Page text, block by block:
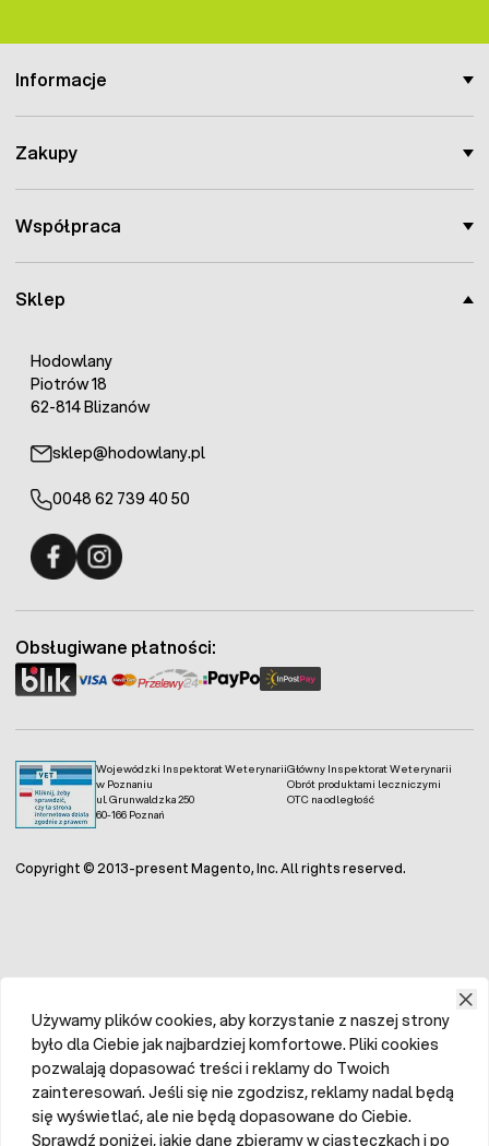
Sklep
Hodowlany
Piotrów 18
62-814 Blizanów
sklep@hodowlany.pl
0048 62 739 40 50
Informacje
Zakupy
Współpraca
Wojewódzki Inspektorat Weterynarii
w Poznaniu
ul. Grunwaldzka 250
60-166 Poznań
Główny Inspektorat Weterynarii
Obrót produktami leczniczymi
OTC na odległość
Obsługiwane płatności:
Copyright © 2013-present Magento, Inc. All rights reserved.
Używamy plików cookies, aby korzystanie z naszej strony
było dla Ciebie jak najbardziej komfortowe. Pliki cookies
pozwalają dopasować treści i reklamy do Twoich
zainteresowań. Jeśli się nie zgodzisz, reklamy nadal będą
się wyświetlać, ale nie będą dopasowane do Ciebie.
Sprawdź poniżej, jakie dane zbieramy w ciasteczkach i po